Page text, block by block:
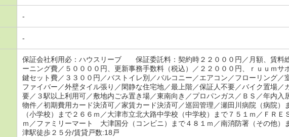
-
-
保証会社利用必：ハウスリーブ 保証委託料：契約時２２０００円／月額、賃料
ーニング費／５００００円、更新事務手数料（税込）／２２０００円、ｒｕｕｍサ
鍵セット費／３３００円／バストイレ別／バルコニー／エアコン／フローリング／
ファイバー／外壁タイル張り／閑静な住宅地／最上階／保証人不要／バイク置場／
要／３駅以上利用可／敷地内ごみ置き場／東南向き／プロパンガス／ＢＳ／年内
物件／初期費用カード決済可／家賃カード決済可／巡回管理／瀬田川病院（病院）
（小学校）まで２６６ｍ／大津市立北大路中学校（中学校）まで７５１ｍ／ＦＲ
ｍ／ファミリーマート 大津国分（コンビニ）まで４８１ｍ／南消防署（その他
津駅徒歩２５分/賃貸戸数:18戸